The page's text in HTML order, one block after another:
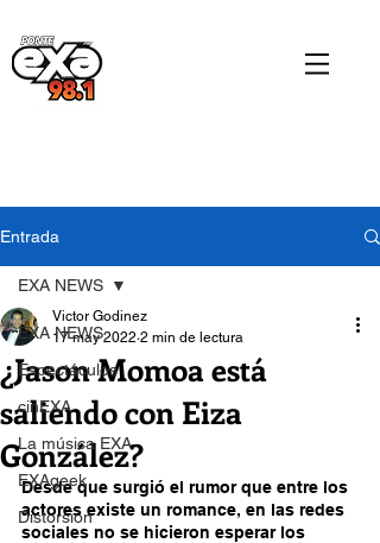
Entrada
EXA NEWS
Espectáculos
cinEXA
La música EXA
EXAgeek
Distorsión
EXA NEWS
¿Jason Momoa está
saliendo con Eiza
González?
Victor Godinez
17 may 2022 2 min de lectura
Desde que surgió el rumor que entre los
actores existe un romance, en las redes
sociales no se hicieron esperar los